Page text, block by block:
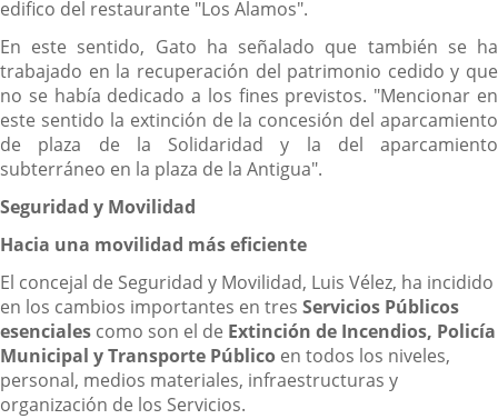
edifico del restaurante "Los Alamos".
En este sentido, Gato ha señalado que también se ha
trabajado en la recuperación del patrimonio cedido y que
no se había dedicado a los fines previstos. "Mencionar en
este sentido la extinción de la concesión del aparcamiento
de plaza de la Solidaridad y la del aparcamiento
subterráneo en la plaza de la Antigua".
Seguridad y Movilidad
Hacia una movilidad más eficiente
El concejal de Seguridad y Movilidad, Luis Vélez, ha incidido
en los cambios importantes en tres Servicios Públicos
esenciales como son el de Extinción de Incendios, Policía
Municipal y Transporte Público en todos los niveles,
personal, medios materiales, infraestructuras y
organización de los Servicios.